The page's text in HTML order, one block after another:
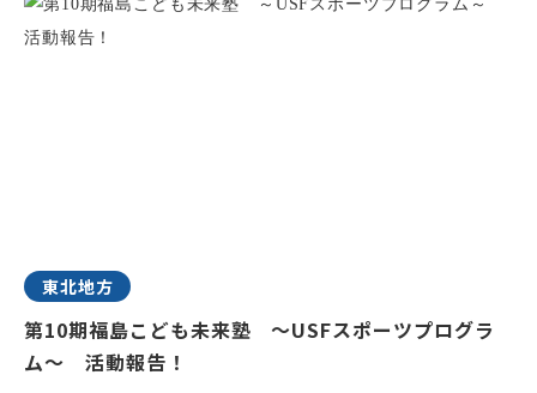
東北地方
第10期福島こども未来塾 ～USFスポーツプログラ
ム～ 活動報告！